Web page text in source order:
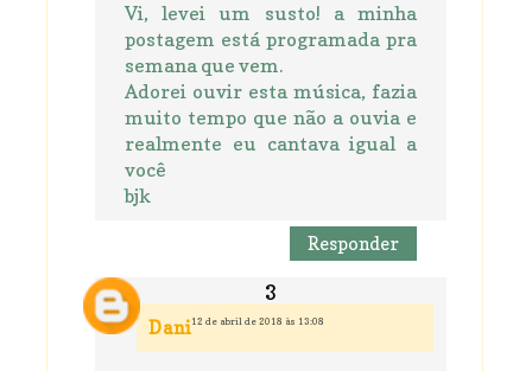
Vi, levei um susto! a minha
postagem está programada pra
semana que vem.
Adorei ouvir esta música, fazia
muito tempo que não a ouvia e
realmente eu cantava igual a
você
bjk
Responder
Dani12 de abril de 2018 às 13:08